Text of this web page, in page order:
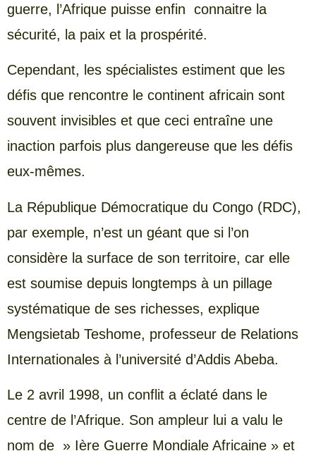
guerre, l’Afrique puisse enfin connaitre la
sécurité, la paix et la prospérité.
Cependant, les spécialistes estiment que les
défis que rencontre le continent africain sont
souvent invisibles et que ceci entraîne une
inaction parfois plus dangereuse que les défis
eux-mêmes.
La République Démocratique du Congo (RDC),
par exemple, n’est un géant que si l’on
considère la surface de son territoire, car elle
est soumise depuis longtemps à un pillage
systématique de ses richesses, explique
Mengsietab Teshome, professeur de Relations
Internationales à l’université d’Addis Abeba.
Le 2 avril 1998, un conflit a éclaté dans le
centre de l’Afrique. Son ampleur lui a valu le
nom de » Ière Guerre Mondiale Africaine » et